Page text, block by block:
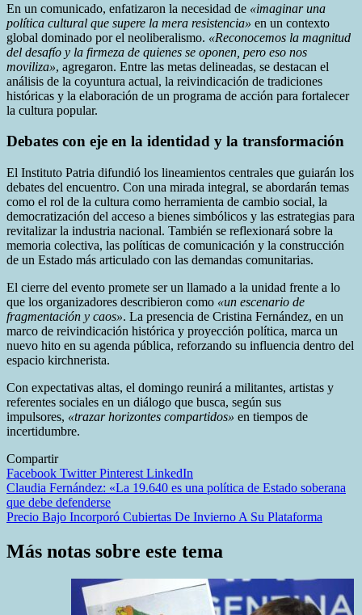
En un comunicado, enfatizaron la necesidad de «imaginar una
política cultural que supere la mera resistencia» en un contexto
global dominado por el neoliberalismo. «Reconocemos la magnitud
del desafío y la firmeza de quienes se oponen, pero eso nos
moviliza», agregaron. Entre las metas delineadas, se destacan el
análisis de la coyuntura actual, la reivindicación de tradiciones
históricas y la elaboración de un programa de acción para fortalecer
la cultura popular.
Debates con eje en la identidad y la transformación
El Instituto Patria difundió los lineamientos centrales que guiarán los
debates del encuentro. Con una mirada integral, se abordarán temas
como el rol de la cultura como herramienta de cambio social, la
democratización del acceso a bienes simbólicos y las estrategias para
revitalizar la industria nacional. También se reflexionará sobre la
memoria colectiva, las políticas de comunicación y la construcción
de un Estado más articulado con las demandas comunitarias.
El cierre del evento promete ser un llamado a la unidad frente a lo
que los organizadores describieron como «un escenario de
fragmentación y caos». La presencia de Cristina Fernández, en un
marco de reivindicación histórica y proyección política, marca un
nuevo hito en su agenda pública, reforzando su influencia dentro del
espacio kirchnerista.
Con expectativas altas, el domingo reunirá a militantes, artistas y
referentes sociales en un diálogo que busca, según sus
impulsores, «trazar horizontes compartidos» en tiempos de
incertidumbre.
Compartir
Facebook TwitterPinterest LinkedIn
Navegación
de
Claudia Fernández: «La 19.640 es una política de Estado soberana
que debe defenderse
Precio Bajo Incorporó Cubiertas De Invierno A Su Plataforma
Más notas sobre este tema